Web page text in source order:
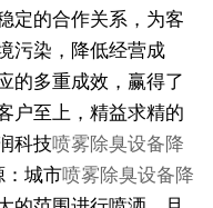
定的合作关系，为客
污染，降低经营成
的多重成效，赢得了
户至上，精益求精的
科技喷雾除臭设备降
：城市喷雾除臭设备降